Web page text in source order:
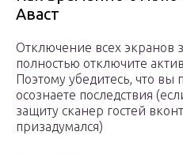
Аваст
Отключение всех экранов
полностью отключите
Поэтому убедитесь, что вы
осознаете последствия
защиту сканер гостей
призадумался)